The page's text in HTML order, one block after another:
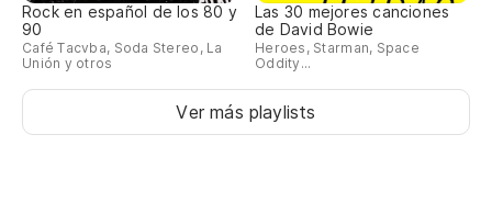
Rock en español de los 80 y
90
Café Tacvba, Soda Stereo, La
Unión y otros
Las 30 mejores canciones
de David Bowie
Heroes, Starman, Space
Oddity...
Ver más playlists